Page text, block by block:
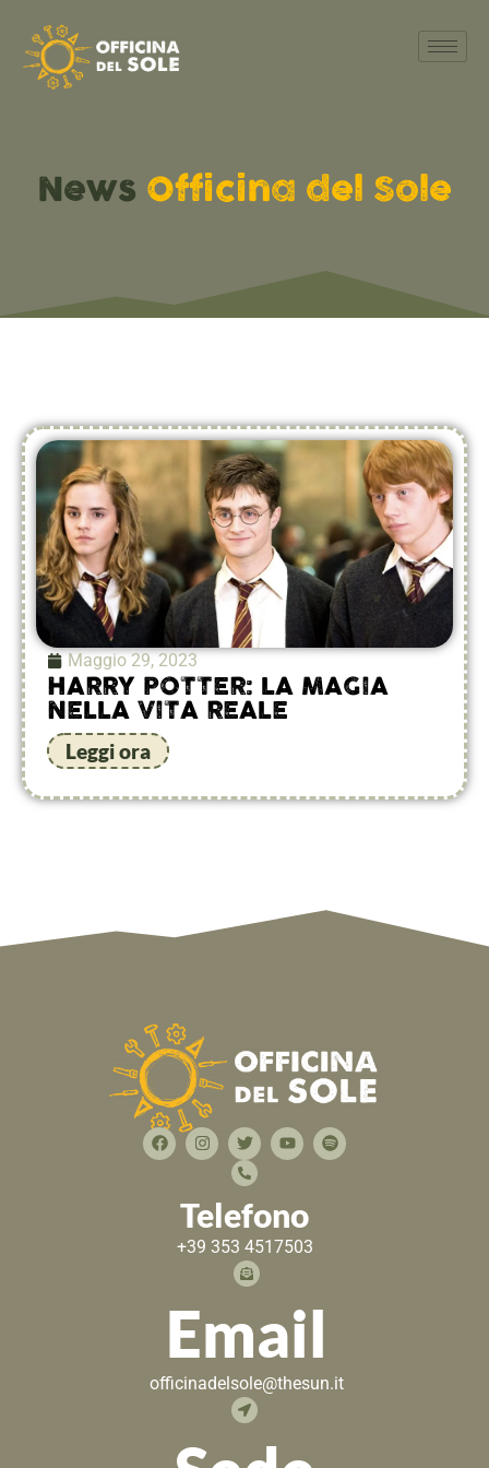
News Officina del Sole
Maggio 29, 2023
HARRY POTTER: LA MAGIA
NELLA VITA REALE
Leggi ora
Telefono
+39 353 4517503
Email
officinadelsole@thesun.it